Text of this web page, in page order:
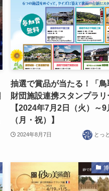
抽選で賞品が当たる！「鳥
財団施設連携スタンプラリ
【2024年7月2日（火）～9
（月・祝）】
2024年8月7日 とっ